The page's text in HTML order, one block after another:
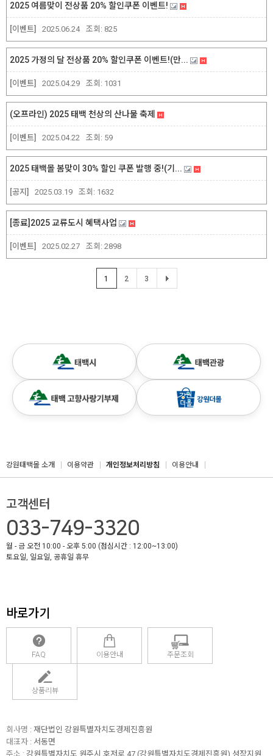
[이벤트]
2025 여름맞이 전상품 20% 할인쿠폰 이벤트!
2025.06.24 조회: 825
[이벤트]
2025 가정의 달 전상품 20% 할인쿠폰 이벤트!(만...
2025.04.29 조회: 1031
[이벤트]
(오프라인) 2025 태백 천상의 산나물 축제
2025.04.22 조회: 59
[공지]
2025 태백몰 봄맞이 30% 할인 쿠폰 발행 중!(기...
2025.03.19 조회: 1632
[이벤트]
[종료]2025 교류도시 혜택사업
2025.02.27 조회: 2898
1 2 3
강원태백몰 소개 이용약관 개인정보처리방침 이용안내
고객센터
033-749-3320
월 - 금 오전 10:00 - 오후 5:00 (점심시간 : 12:00~13:00)
토요일, 일요일, 공휴일 휴무
바로가기
FAQ 이용안내 주문조회
상품리뷰
회사명 : 재단법인 강원특별자치도경제진흥원
대표자 : 서동면
주소 : 강원특별자치도 원주시 호저로 47 (강원특별자치도경제진흥원) 성장지원